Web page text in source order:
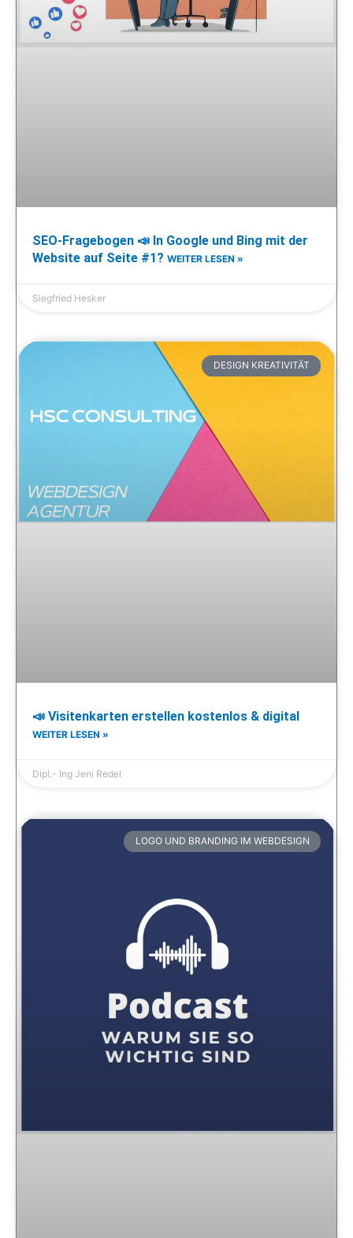
SEO-Fragebogen 📣 In Google und Bing mit der
Website auf Seite #1? WEITER LESEN »
Siegfried Hesker
DESIGN KREATIVITÄT
📣 Visitenkarten erstellen kostenlos & digital
WEITER LESEN »
Dipl.- Ing Jeni Redel
LOGO UND BRANDING IM WEBDESIGN